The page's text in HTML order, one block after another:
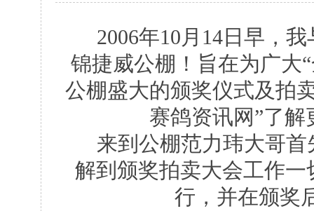
2006年10月14日早，我
锦捷威公棚！旨在为广大
公棚盛大的颁奖仪式及拍
赛鸽资讯网”了
来到公棚范力玮大哥首
解到颁奖拍卖大会工作
行，并在颁奖